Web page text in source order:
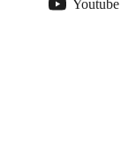
Youtube